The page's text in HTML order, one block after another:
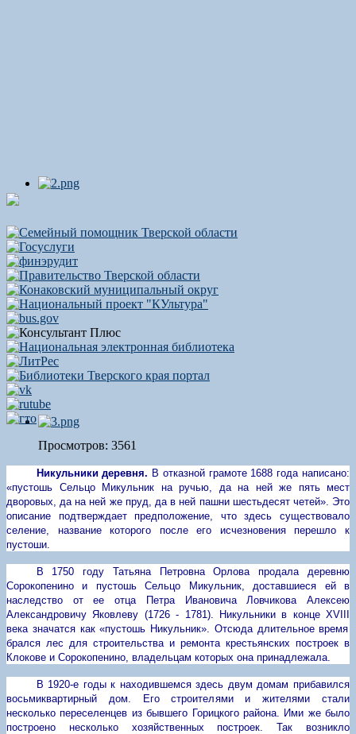
Просмотров: 3561
Никульники деревня. В отказной грамоте 1688 года написано:
«пустошь Сельцо Микульник на ручью, да на ней же пять мест
дворовых, да на ней же пруд, да в ней пашни шестьдесят четей». Это
описание подтверждает предположение, что здесь существовало
селение, название которого после его исчезновения перешло к
пустоши.
В 1750 году Татьяна Петровна Орлова продала деревню
Сорокопенино и пустошь Сельцо Микульник, доставшиеся ей в
наследство от ее отца Петра Ивановича Ловчикова Алексею
Александровичу Яковлеву (1726 - 1781).
Никульники в конце XVIII
века значатся как «пустошь Никульник». Отсюда длительное время
брался лес для строительства и ремонта крестьянских построек в
Клокове и Сорокопенино, владельцам которых она принадлежала.
В 1920-е годы к находившемся здесь двум домам прибавился
восьмиквартирный дом. Его строителями и жителями стали
несколько переселенцев из бывшего Горицкого района. Ими же было
построено несколько хозяйственных построек. Так возникло